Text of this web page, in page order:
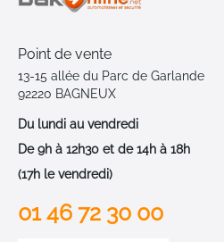
Point de vente
13-15 allée du Parc de Garlande
92220 BAGNEUX
Du lundi au vendredi
De 9h à 12h30 et de 14h à 18h
(17h le vendredi)
01 46 72 30 00